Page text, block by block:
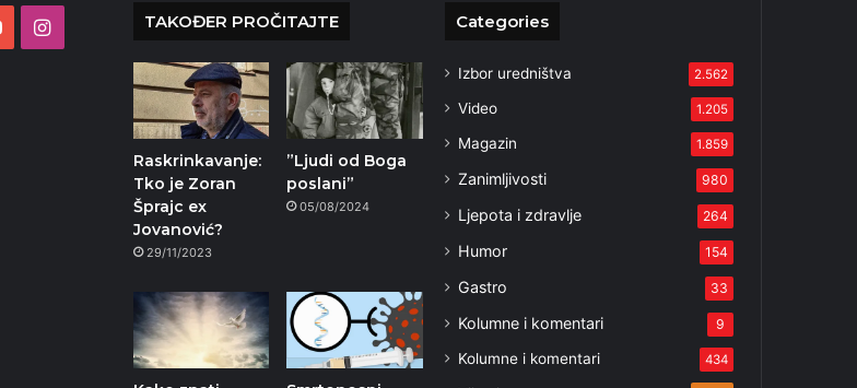
YouTubeInstagram TAKOĐER PROČITAJTE
Raskrinkavanje:
Tko je Zoran
Šprajc ex
Jovanović?
29/11/2023
”Ljudi od Boga
poslani”
05/08/2024
Categories
Izbor uredništva 2.562
Video 1.205
Magazin 1.859
Zanimljivosti 980
Ljepota i zdravlje 264
Humor 154
Gastro 33
Kolumne i komentari 9
Kolumne i komentari 434